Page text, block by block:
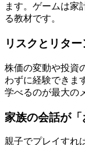
ます。ゲームは家
る教材です。
リスクとリタ
株価の変動や投資
わずに経験できま
学べるのが最大の
家族の会話が
親子でプレイすれ